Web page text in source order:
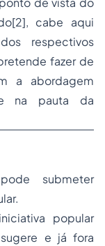
cabe aqui
respectivos
fazer de
a abordagem
na pauta da
submeter
popular
e já fora